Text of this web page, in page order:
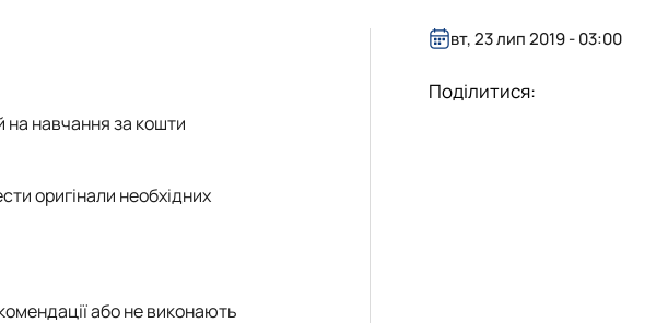
освіти» - магістратура
на навчання за кошти
оригінали необхідних
або не виконають
вт, 23 лип 2019 - 03:00
Поділитися: